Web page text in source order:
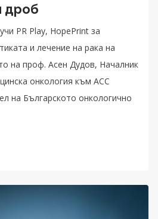
дроб
PR Play, HopePrint за
и лечение на рака на
на проф. Асен Дудов, Началник
онкология към АСС
на Българското онкологично